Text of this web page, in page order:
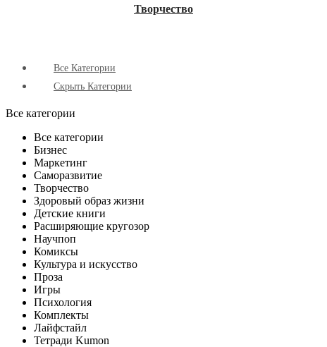
Творчество
Все Категории
Скрыть Категории
Все категории
Все категории
Бизнес
Маркетинг
Саморазвитие
Творчество
Здоровый образ жизни
Детские книги
Расширяющие кругозор
Научпоп
Комиксы
Культура и искусство
Проза
Игры
Психология
Комплекты
Лайфстайл
Тетради Kumon